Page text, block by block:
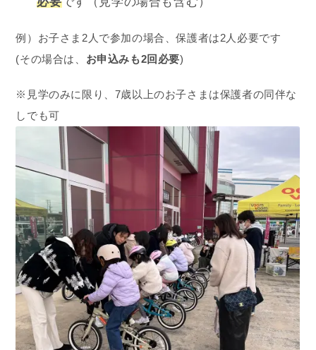
例）お子さま2人で参加の場合、保護者は2人必要です
(その場合は、 お申込みも2回必要)
※見学のみに限り、7歳以上のお子さまは保護者の同伴な
しでも可